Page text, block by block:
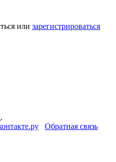
или зарегистрироваться
Обратная связь